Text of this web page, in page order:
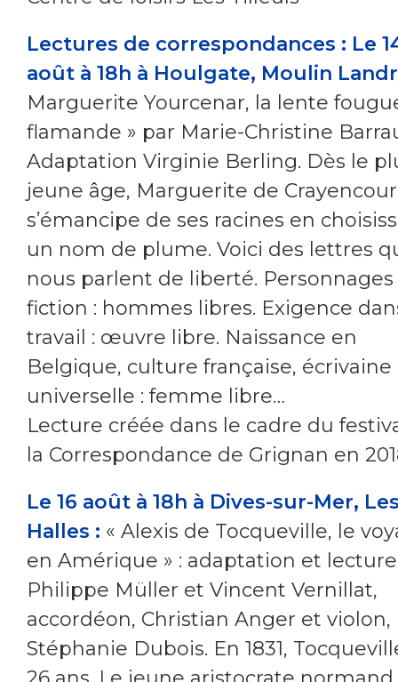
Lectures de correspondances : Le
août à 18h à Houlgate, Moulin
Marguerite Yourcenar, la lente
flamande » par Marie-Christine
Adaptation Virginie Berling. Dès le
jeune âge, Marguerite de Crayencour
s’émancipe de ses racines en
un nom de plume. Voici des lettres
nous parlent de liberté.
fiction : hommes libres. Exigence
travail : œuvre libre. Naissance en
Belgique, culture française, écrivaine
universelle : femme libre…
Lecture créée dans le cadre du
la Correspondance de Grignan en
Le 16 août à 18h à Dives-sur-Mer,
Halles : « Alexis de Tocqueville, le
en Amérique » : adaptation et
Philippe Müller et Vincent Vernillat,
accordéon, Christian Anger et violon,
Stéphanie Dubois. En 1831,